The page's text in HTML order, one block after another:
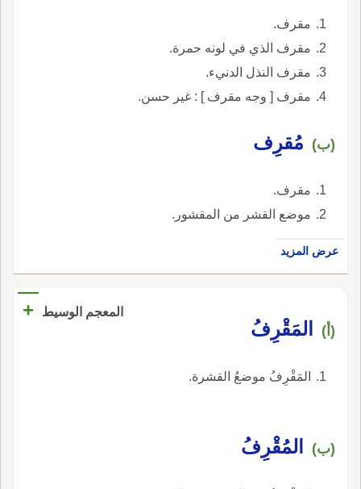
مقرف.
مقرف الذي في لونه حمرة.
مقرف النذل الدنيء.
مقرف [ وجه مقرف ] : غير حسن.
(ب) مُقرِف
مقرف.
موضع القشر من المقشور.
عرض المزيد
المعجم الوسيط +
(أ) المَقْرِفُ
المَقْرِفُ موضعُ القشرة.
(ب) المُقْرِفُ